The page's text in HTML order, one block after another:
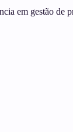
em gestão de